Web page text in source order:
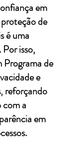
em
de
é uma
isso,
de
e
reforçando
com a
em